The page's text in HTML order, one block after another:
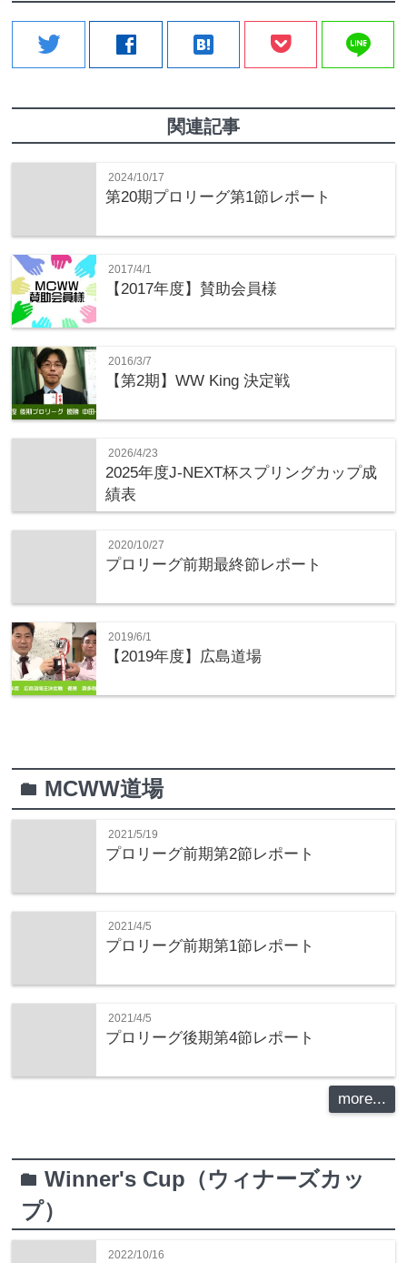
twitter facebook hatenabookmark line
関連記事
2024/10/17
第20期プロリーグ第1節レポート
2017/4/1
【2017年度】賛助会員様
2016/3/7
【第2期】WW King 決定戦
2026/4/23
2025年度J-NEXT杯スプリングカップ成
績表
2020/10/27
プロリーグ前期最終節レポート
2019/6/1
【2019年度】広島道場
folder MCWW道場
2021/5/19
プロリーグ前期第2節レポート
2021/4/5
プロリーグ前期第1節レポート
2021/4/5
プロリーグ後期第4節レポート
more...
folderWinner's Cup（ウィナーズカッ
プ）
2022/10/16